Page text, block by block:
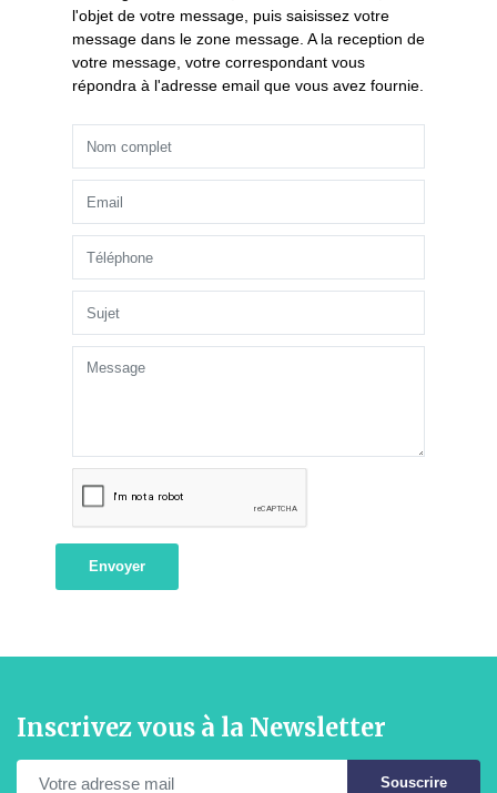
l'objet de votre message, puis saisissez votre
message dans le zone message. A la reception de
votre message, votre correspondant vous
répondra à l'adresse email que vous avez fournie.
Envoyer
Inscrivez vous à la Newsletter
Souscrire